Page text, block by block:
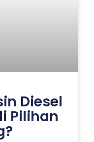
Diesel
Pilihan